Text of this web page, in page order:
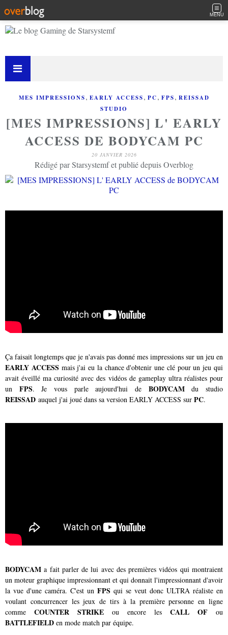
MENU
MES IMPRESSIONS, EARLY ACCESS, PC, FPS, REISSAD
STUDIO
[MES IMPRESSIONS] L' EARLY
ACCESS DE BODYCAM PC
20 JANVIER 2026
Rédigé par Starsystemf et publié depuis Overblog
Ça faisait longtemps que je n'avais pas donné mes impressions sur un jeu en
EARLY ACCESS mais j'ai eu la chance d'obtenir une clé pour un jeu qui
avait éveillé ma curiosité avec des vidéos de gameplay ultra réalistes pour
un FPS. Je vous parle aujourd'hui de BODYCAMdu studio
REISSAD auquel j'ai joué dans sa version EARLY ACCESS sur PC.
BODYCAM a fait parler de lui avec des premières vidéos qui montraient
un moteur graphique impressionnant et qui donnait l'impressionnant d'avoir
la vue d'une caméra. C'est un FPS qui se veut donc ULTRA réaliste en
voulant concurrencer les jeux de tirs à la première personne en ligne
comme COUNTER STRIKE ou encore les CALL OF ou
BATTLEFIELD en mode match par équipe.